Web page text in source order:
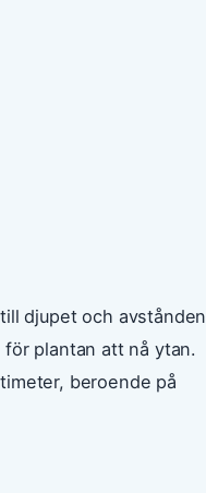
djupet och avstånden
plantan att nå ytan.
beroende på